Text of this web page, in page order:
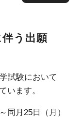
う出願
試験において
います。
同月25日（月）